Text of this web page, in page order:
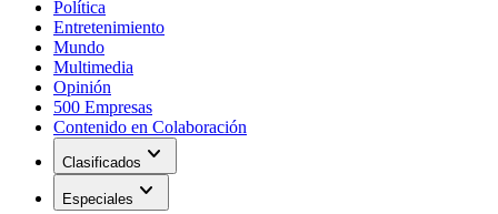
Política
Entretenimiento
Mundo
Multimedia
Opinión
500 Empresas
Contenido en Colaboración
Clasificados expand_more
Especiales expand_more